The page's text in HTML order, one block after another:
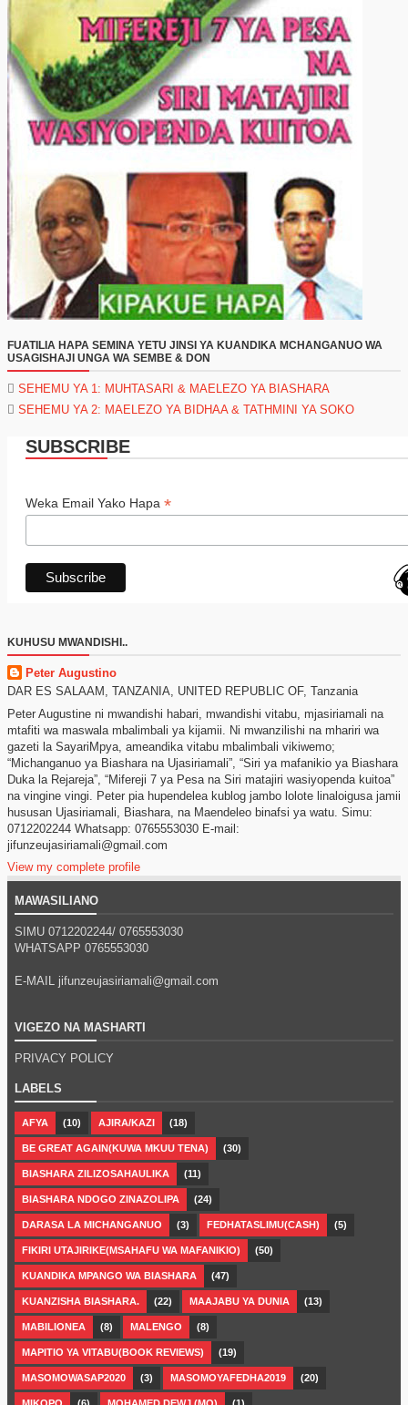
FUATILIA HAPA SEMINA YETU JINSI YA KUANDIKA MCHANGANUO WA
USAGISHAJI UNGA WA SEMBE & DON
SEHEMU YA 1: MUHTASARI & MAELEZO YA BIASHARA
SEHEMU YA 2: MAELEZO YA BIDHAA & TATHMINI YA SOKO
SUBSCRIBE
Weka Email Yako Hapa *
KUHUSU MWANDISHI..
Peter Augustino
DAR ES SALAAM, TANZANIA, UNITED REPUBLIC OF, Tanzania
Peter Augustine ni mwandishi habari, mwandishi vitabu, mjasiriamali na
mtafiti wa maswala mbalimbali ya kijamii. Ni mwanzilishi na mhariri wa
gazeti la SayariMpya, ameandika vitabu mbalimbali vikiwemo;
“Michanganuo ya Biashara na Ujasiriamali”, “Siri ya mafanikio ya Biashara
Duka la Rejareja”, “Mifereji 7 ya Pesa na Siri matajiri wasiyopenda kuitoa”
na vingine vingi. Peter pia hupendelea kublog jambo lolote linaloigusa jamii
hususan Ujasiriamali, Biashara, na Maendeleo binafsi ya watu. Simu:
0712202244 Whatsapp: 0765553030 E-mail:
jifunzeujasiriamali@gmail.com
View my complete profile
MAWASILIANO
SIMU 0712202244/ 0765553030
WHATSAPP 0765553030
E-MAIL jifunzeujasiriamali@gmail.com
VIGEZO NA MASHARTI
PRIVACY POLICY
LABELS
AFYA (10) AJIRA/KAZI (18)
BE GREAT AGAIN(KUWA MKUU TENA) (30)
BIASHARA ZILIZOSAHAULIKA (11)
BIASHARA NDOGO ZINAZOLIPA (24)
DARASA LA MICHANGANUO (3) FEDHATASLIMU(CASH) (5)
FIKIRI UTAJIRIKE(MSAHAFU WA MAFANIKIO) (50)
KUANDIKA MPANGO WA BIASHARA (47)
KUANZISHA BIASHARA. (22) MAAJABU YA DUNIA (13)
MABILIONEA (8) MALENGO (8)
MAPITIO YA VITABU(BOOK REVIEWS) (19)
MASOMOWASAP2020 (3) MASOMOYAFEDHA2019 (20)